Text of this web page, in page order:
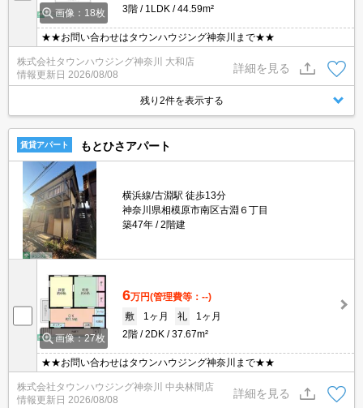
画像：18枚
3階
1LDK 44.59m²
★★お問い合わせはタウンハウジング神奈川まで★★
株式会社タウンハウジング神奈川 大和店
情報更新日 2026/08/08
詳細を見る
残り2件を表示する
賃貸アパート もとひさアパート
横浜線/古淵駅 徒歩13分
神奈川県相模原市南区古淵６丁目
築47年
2階建
画像：27枚
6万円(管理費等：--)
敷
1ヶ月 礼
1ヶ月
2階
2DK 37.67m²
★★お問い合わせはタウンハウジング神奈川まで★★
株式会社タウンハウジング神奈川 中央林間店
情報更新日 2026/08/08
詳細を見る